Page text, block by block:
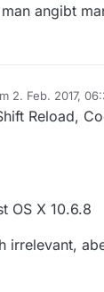
angibt
2. Feb. 2017,
von
Reload,
OS X 10.6.8
irrelevant,